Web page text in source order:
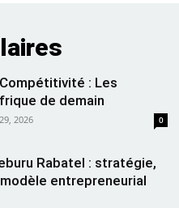
: Les
de demain
2026 0
Rabatel : stratégie,
entrepreneurial